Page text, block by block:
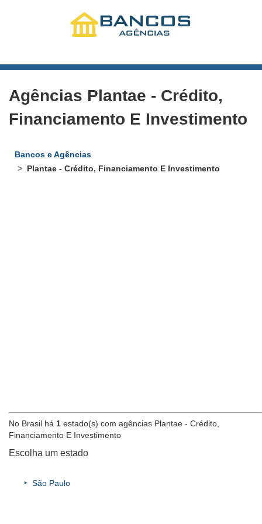
Agências Plantae - Crédito,
Financiamento E Investimento
Bancos e Agências
Plantae - Crédito, Financiamento E Investimento
No Brasil há 1 estado(s) com agências Plantae - Crédito,
Financiamento E Investimento
Escolha um estado
São Paulo